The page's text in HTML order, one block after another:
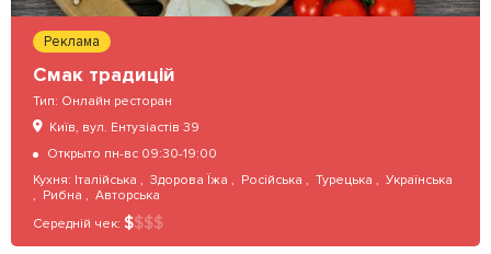
Реклама
Смак традицій
Тип: Онлайн ресторан
Київ, вул. Ентузіастів 39
Открыто пн-вс 09:30-19:00
Кухня: Італійська , Здорова Їжа , Російська , Турецька , Українська
, Рибна , Авторська
Середній чек: $$$$